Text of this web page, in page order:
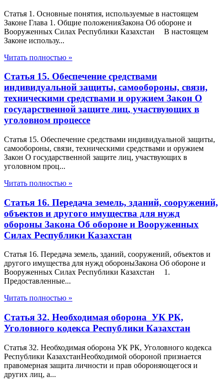
Статья 1. Основные понятия, используемые в настоящем
Законе Глава 1. Общие положенияЗакона Об обороне и
Вооруженных Силах Республики Казахстан В настоящем
Законе использу...
Читать полностью »
Статья 15. Обеспечение средствами
индивидуальной защиты, самообороны, связи,
техническими средствами и оружием Закон О
государственной защите лиц, участвующих в
уголовном процессе
Статья 15. Обеспечение средствами индивидуальной защиты,
самообороны, связи, техническими средствами и оружием
Закон О государственной защите лиц, участвующих в
уголовном проц...
Читать полностью »
Статья 16. Передача земель, зданий, сооружений,
объектов и другого имущества для нужд
обороны Закона Об обороне и Вооруженных
Силах Республики Казахстан
Статья 16. Передача земель, зданий, сооружений, объектов и
другого имущества для нужд обороныЗакона Об обороне и
Вооруженных Силах Республики Казахстан 1.
Предоставленные...
Читать полностью »
Статья 32. Необходимая оборона УК РК,
Уголовного кодекса Республики Казахстан
Статья 32. Необходимая оборона УК РК, Уголовного кодекса
Республики КазахстанНеобходимой обороной признается
правомерная защита личности и прав обороняющегося и
других лиц, а...